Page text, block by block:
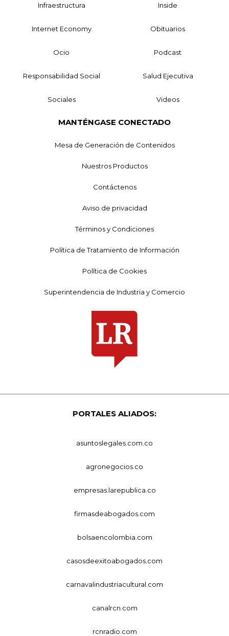
Infraestructura Inside
Internet Economy Obituarios
Ocio Podcast
Responsabilidad Social Salud Ejecutiva
Sociales Videos
MANTÉNGASE CONECTADO
Mesa de Generación de Contenidos
Nuestros Productos
Contáctenos
Aviso de privacidad
Términos y Condiciones
Política de Tratamiento de Información
Política de Cookies
Superintendencia de Industria y Comercio
PORTALES ALIADOS:
asuntoslegales.com.co
agronegocios.co
empresas.larepublica.co
firmasdeabogados.com
bolsaencolombia.com
casosdeexitoabogados.com
carnavalindustriacultural.com
canalrcn.com
rcnradio.com